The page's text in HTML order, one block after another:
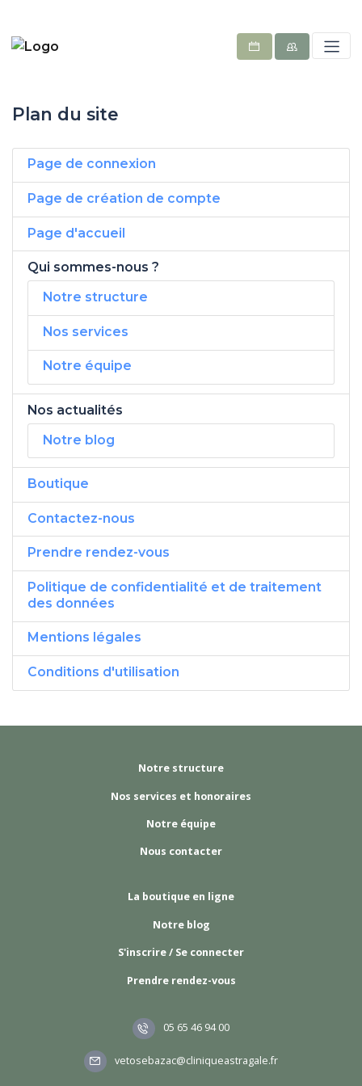
Plan du site
Page de connexion
Page de création de compte
Page d'accueil
Qui sommes-nous ?
Notre structure
Nos services
Notre équipe
Nos actualités
Notre blog
Boutique
Contactez-nous
Prendre rendez-vous
Politique de confidentialité et de traitement
des données
Mentions légales
Conditions d'utilisation
Notre structure
Nos services et honoraires
Notre équipe
Nous contacter
La boutique en ligne
Notre blog
S'inscrire / Se connecter
Prendre rendez-vous
05 65 46 94 00
vetosebazac@cliniqueastragale.fr